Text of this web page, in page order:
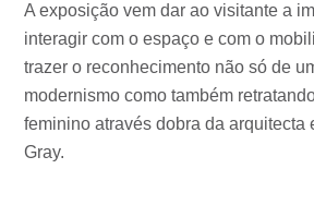
A exposição vem dar ao visitante a
interagir com o espaço e com o
trazer o reconhecimento não só de
modernismo como também
feminino através dobra da arquitecta
Gray.